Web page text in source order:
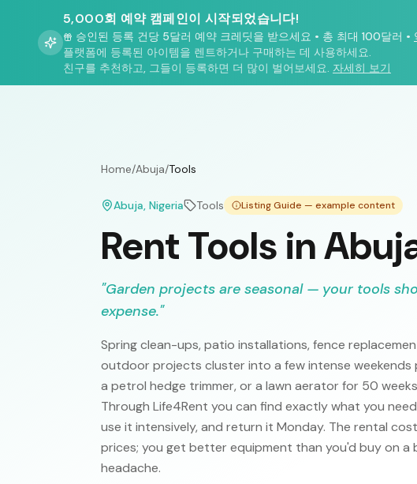
5,000회 예약 캠페인이 시작되었습니다!
승인된 등록 건당 5달러 예약 크레딧을 받으세요 • 총 최대 100달러 •
플랫폼에 등록된 아이템을 렌트하거나 구매하는 데 사용하세요.
친구를 추천하고, 그들이 등록하면 더 많이 벌어보세요. 자세히 보기
Home/Abuja/Tools
Abuja, Nigeria Tools Listing Guide — example content
Rent Tools in
"Garden projects are seasonal — your tools
expense."
Spring clean-ups, patio installations, fence
outdoor projects cluster into a few intense weekends
a petrol hedge trimmer, or a lawn aerator for 50
Through Life4Rent you can find exactly what you
use it intensively, and return it Monday. The rental
prices; you get better equipment than you'd buy on a
headache.